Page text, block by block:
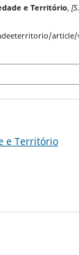
e Território,
article/
e Território